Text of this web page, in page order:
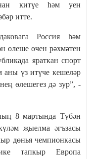
китүе һәм уен
итте.
Россия һәм
өлеше өчен рәхмәтен
яраткан спорт
аны үз итүче кешеләр
өлешегез дә зур”, -
8 мартында Түбән
җыелма әгъзасы
дөнья чемпионкасы
тапкыр Европа